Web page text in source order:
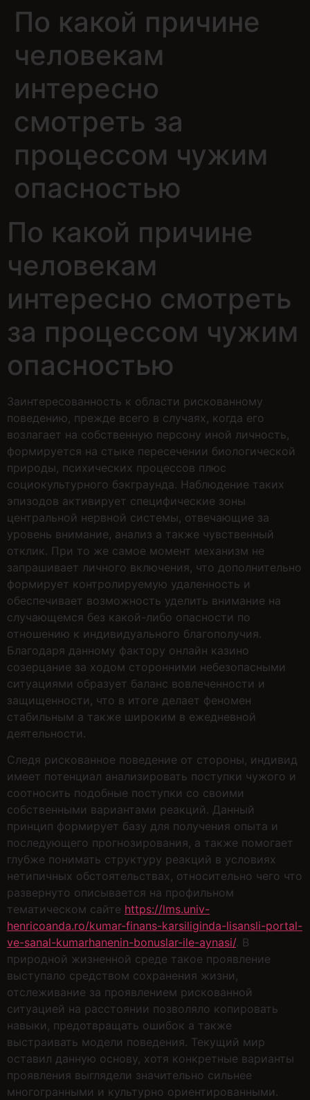
По какой причине
человекам
интересно
смотреть за
процессом чужим
опасностью
По какой причине
человекам
интересно смотреть
за процессом чужим
опасностью
Заинтересованность к области рискованному
поведению, прежде всего в случаях, когда его
возлагает на собственную персону иной личность,
формируется на стыке пересечении биологической
природы, психических процессов плюс
социокультурного бэкграунда. Наблюдение таких
эпизодов активирует специфические зоны
центральной нервной системы, отвечающие за
уровень внимание, анализ а также чувственный
отклик. При то же самое момент механизм не
запрашивает личного включения, что дополнительно
формирует контролируемую удаленность и
обеспечивает возможность уделить внимание на
случающемся без какой-либо опасности по
отношению к индивидуального благополучия.
Благодаря данному фактору онлайн казино
созерцание за ходом сторонними небезопасными
ситуациями образует баланс вовлеченности и
защищенности, что в итоге делает феномен
стабильным а также широким в ежедневной
деятельности.
Следя рискованное поведение от стороны, индивид
имеет потенциал анализировать поступки чужого и
соотносить подобные поступки со своими
собственными вариантами реакций. Данный
принцип формирует базу для получения опыта и
последующего прогнозирования, а также помогает
глубже понимать структуру реакций в условиях
нетипичных обстоятельствах, относительно чего что
развернуто описывается на профильном
тематическом сайте https://lms.univ-
henricoanda.ro/kumar-finans-karsiliginda-lisansli-portal-
ve-sanal-kumarhanenin-bonuslar-ile-aynasi/. В
природной жизненной среде такое проявление
выступало средством сохранения жизни,
отслеживание за проявлением рискованной
ситуацией на расстоянии позволяло копировать
навыки, предотвращать ошибок а также
выстраивать модели поведения. Текущий мир
оставил данную основу, хотя конкретные варианты
проявления выглядели значительно сильнее
многогранными и культурно ориентированными.